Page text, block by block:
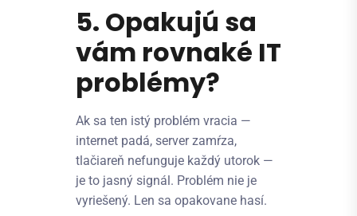
5. Opakujú sa
vám rovnaké IT
problémy?
Ak sa ten istý problém vracia —
internet padá, server zamŕza,
tlačiareň nefunguje každý utorok —
je to jasný signál. Problém nie je
vyriešený. Len sa opakovane hasí.